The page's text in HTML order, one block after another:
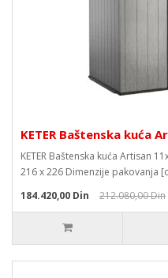
KETER Baštenska kuća
KETER Baštenska kuća Artisan
216 x 226 Dimenzije pakovanja
184.420,00 Din
212.080,00 Din